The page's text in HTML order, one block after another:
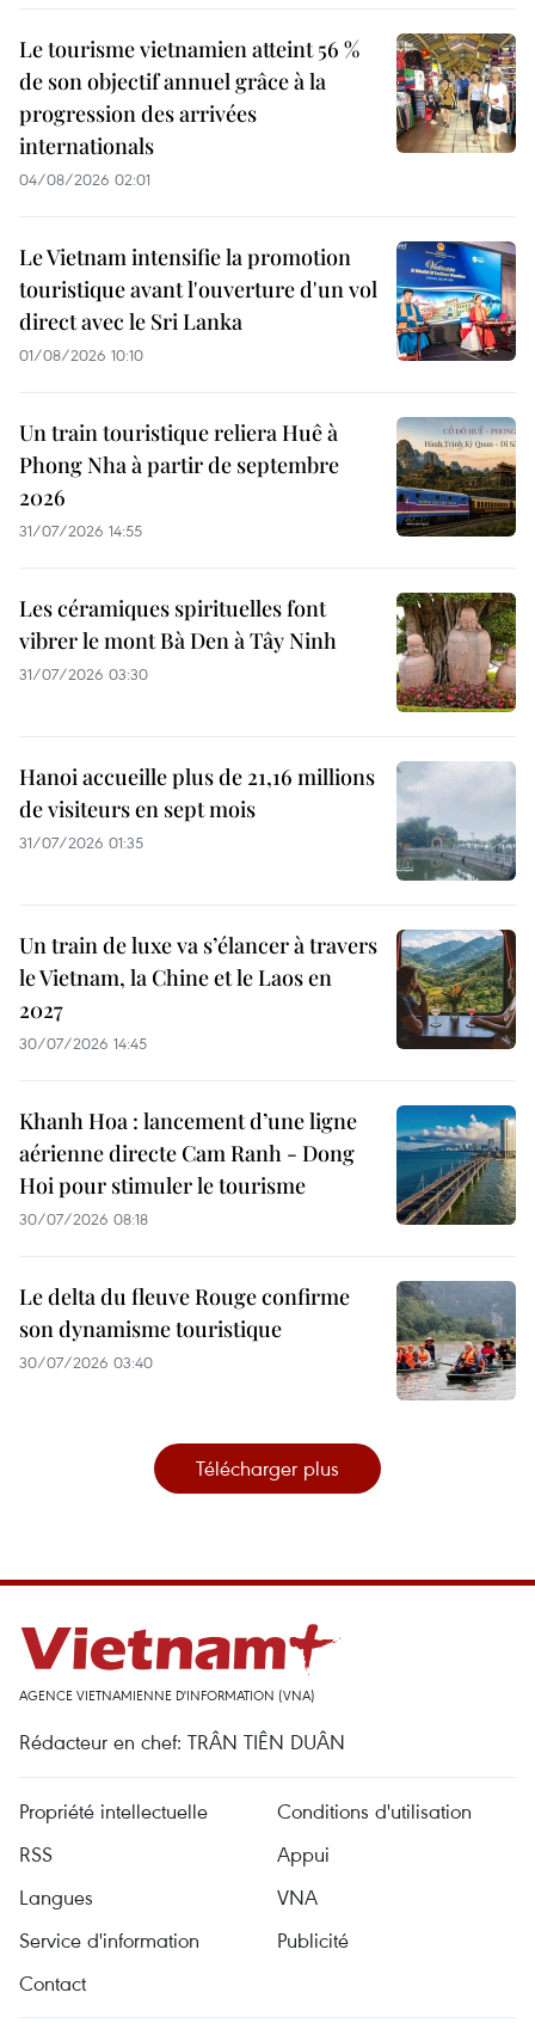
Le tourisme vietnamien atteint 56 %
de son objectif annuel grâce à la
progression des arrivées
internationals
04/08/2026 02:01
Le Vietnam intensifie la promotion
touristique avant l'ouverture d'un vol
direct avec le Sri Lanka
01/08/2026 10:10
Un train touristique reliera Huê à
Phong Nha à partir de septembre
2026
31/07/2026 14:55
Les céramiques spirituelles font
vibrer le mont Bà Den à Tây Ninh
31/07/2026 03:30
Hanoi accueille plus de 21,16 millions
de visiteurs en sept mois ​
31/07/2026 01:35
Un train de luxe va s’élancer à travers
le Vietnam, la Chine et le Laos en
2027
30/07/2026 14:45
Khanh Hoa : lancement d’une ligne
aérienne directe Cam Ranh - Dong
Hoi pour stimuler le tourisme
30/07/2026 08:18
Le delta du fleuve Rouge confirme
son dynamisme touristique
30/07/2026 03:40
Télécharger plus
AGENCE VIETNAMIENNE D'INFORMATION (VNA)
Rédacteur en chef: TRÂN TIÊN DUÂN
Propriété intellectuelle
Conditions d'utilisation
RSS
Appui
Langues
VNA
Service d'information
Publicité
Contact